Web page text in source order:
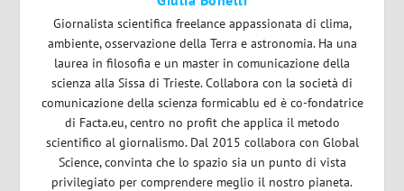
Giornalista scientifica freelance appassionata di clima,
ambiente, osservazione della Terra e astronomia. Ha una
laurea in filosofia e un master in comunicazione della
scienza alla Sissa di Trieste. Collabora con la società di
comunicazione della scienza formicablu ed è co-fondatrice
di Facta.eu, centro no profit che applica il metodo
scientifico al giornalismo. Dal 2015 collabora con Global
Science, convinta che lo spazio sia un punto di vista
privilegiato per comprendere meglio il nostro pianeta.